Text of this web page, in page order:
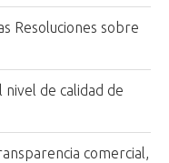
Resoluciones sobre
de calidad de
comercial,